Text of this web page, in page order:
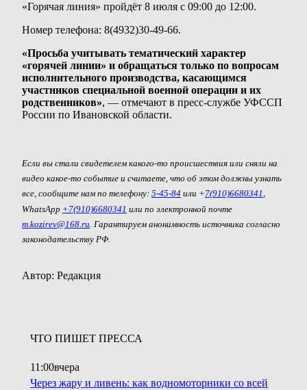
«Горячая линия» пройдёт 8 июля с 09:00 до 12:00.
Номер телефона: 8(4932)30-49-66.
«Просьба учитывать тематический характер
«горячей линии» и обращаться только по вопросам
исполнительного производства, касающимся
участников специальной военной операции и их
родственников», — отмечают в пресс-службе УФССП
России по Ивановской области.
Если вы стали свидетелем какого-то происшествия или сняли на
видео какое-то событие и считаете, что об этом должны узнать
все, сообщите нам по телефону: 5-45-84 или +7(910)6680341 ,
WhatsApp +7(910)6680341 или по электронной почте
m.kozirev@168.ru . Гарантируем анонимность источника согласно
законодательству РФ.
Автор: Редакция
ЧТО ПИШЕТ ПРЕССА
11:00вчера
Через жару и ливень: как водномоторники со всей